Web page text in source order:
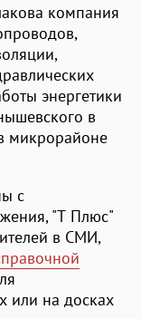
компания
энергетики
в
микрорайоне
с
"Т Плюс"
в СМИ,
или на досках